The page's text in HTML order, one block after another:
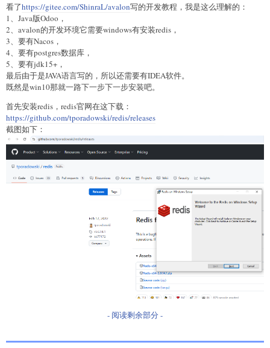
看了https://gitee.com/ShinraL/avalon写的开发教程，我是这么理解的：
1、Java版Odoo，
2、avalon的开发环境它需要windows有安装redis，
3、要有Nacos，
4、要有postgres数据库，
5、要有jdk15+，
最后由于是JAVA语言写的，所以还需要有IDEA软件。
既然是win10那就一路下一步下一步安装吧。
首先安装redis，redis官网在这下载：
https://github.com/tporadowski/redis/releases
截图如下：
- 阅读剩余部分 -